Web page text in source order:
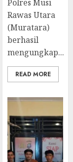
Polres Musi
Rawas Utara
(Muratara)
berhasil
mengungkap...
READ MORE